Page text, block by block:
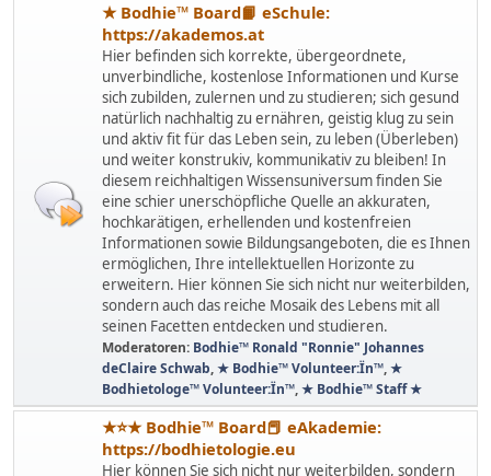
★ Bodhie™ Board📙 eSchule:
https://akademos.at
Hier befinden sich korrekte, übergeordnete,
unverbindliche, kostenlose Informationen und Kurse
sich zubilden, zulernen und zu studieren; sich gesund
natürlich nachhaltig zu ernähren, geistig klug zu sein
und aktiv fit für das Leben sein, zu leben (Überleben)
und weiter konstrukiv, kommunikativ zu bleiben! In
diesem reichhaltigen Wissensuniversum finden Sie
eine schier unerschöpfliche Quelle an akkuraten,
hochkarätigen, erhellenden und kostenfreien
Informationen sowie Bildungsangeboten, die es Ihnen
ermöglichen, Ihre intellektuellen Horizonte zu
erweitern. Hier können Sie sich nicht nur weiterbilden,
sondern auch das reiche Mosaik des Lebens mit all
seinen Facetten entdecken und studieren.
Moderatoren: Bodhie™ Ronald "Ronnie" Johannes
deClaire Schwab,★ Bodhie™ Volunteer:Ïn™,★
Bodhietologe™ Volunteer:Ïn™,★ Bodhie™ Staff ★
★⭐️★ Bodhie™ Board📕 eAkademie:
https://bodhietologie.eu
Hier können Sie sich nicht nur weiterbilden, sondern